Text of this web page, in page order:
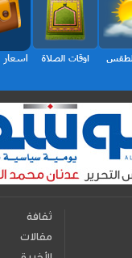
ثقافة
مقالات